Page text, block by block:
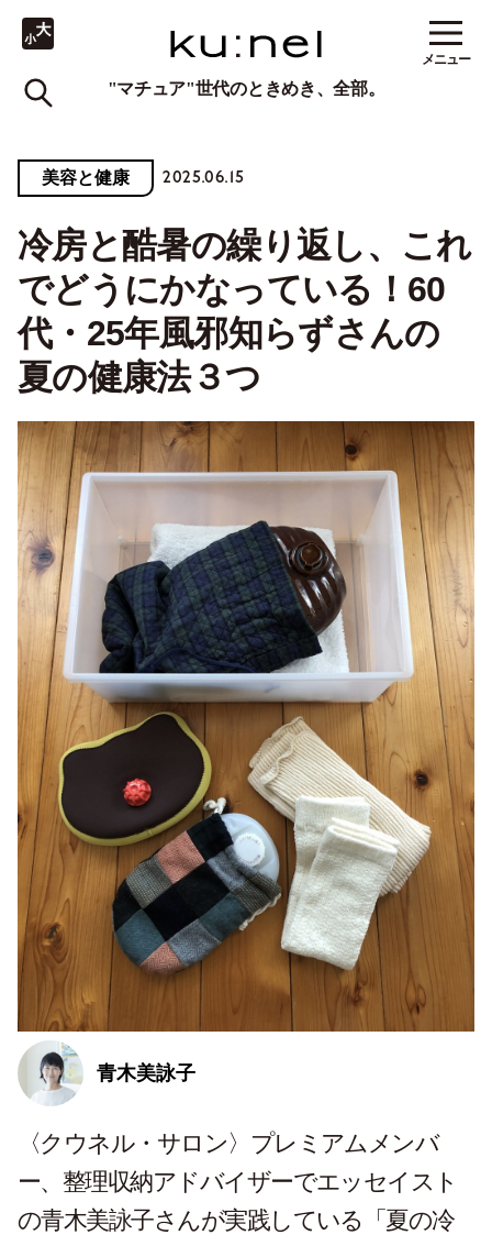
"マチュア"世代のときめき、全部。
メニュー
美容と健康 2025.06.15
冷房と酷暑の繰り返し、これ
でどうにかなっている！60
代・25年風邪知らずさんの
夏の健康法３つ
青木美詠子
〈クウネル・サロン〉プレミアムメンバ
ー、整理収納アドバイザーでエッセイスト
の青木美詠子さんが実践している「夏の冷